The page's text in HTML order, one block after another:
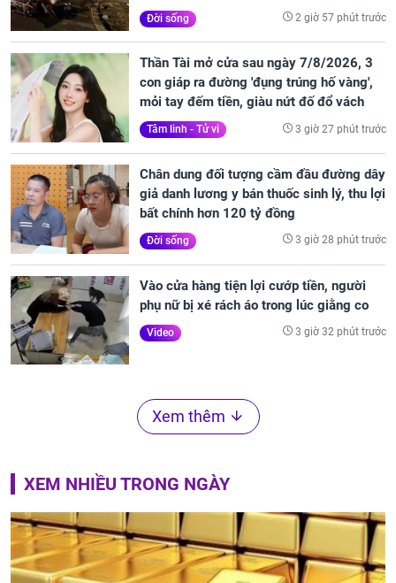
Đời sống 2 giờ 57 phút trước
Thần Tài mở cửa sau ngày 7/8/2026, 3
con giáp ra đường 'đụng trúng hố vàng',
mỏi tay đếm tiền, giàu nứt đố đổ vách
Tâm linh - Tử vi 3 giờ 27 phút trước
Chân dung đối tượng cầm đầu đường dây
giả danh lương y bán thuốc sinh lý, thu lợi
bất chính hơn 120 tỷ đồng
Đời sống 3 giờ 28 phút trước
Vào cửa hàng tiện lợi cướp tiền, người
phụ nữ bị xé rách áo trong lúc giằng co
Video 3 giờ 32 phút trước
Xem thêm
XEM NHIỀU TRONG NGÀY